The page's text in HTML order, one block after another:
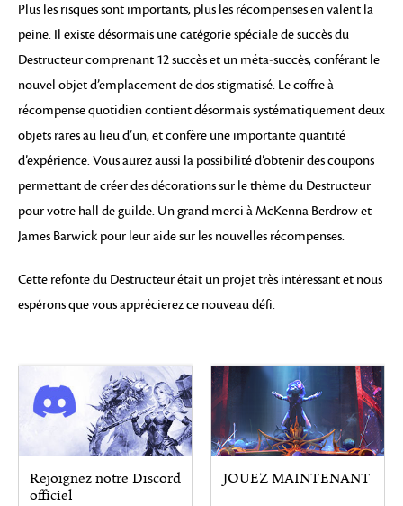
Plus les risques sont importants, plus les récompenses en valent la
peine. Il existe désormais une catégorie spéciale de succès du
Destructeur comprenant 12 succès et un méta-succès, conférant le
nouvel objet d’emplacement de dos stigmatisé. Le coffre à
récompense quotidien contient désormais systématiquement deux
objets rares au lieu d’un, et confère une importante quantité
d’expérience. Vous aurez aussi la possibilité d’obtenir des coupons
permettant de créer des décorations sur le thème du Destructeur
pour votre hall de guilde. Un grand merci à McKenna Berdrow et
James Barwick pour leur aide sur les nouvelles récompenses.
Cette refonte du Destructeur était un projet très intéressant et nous
espérons que vous apprécierez ce nouveau défi.
Rejoignez notre Discord
officiel
JOUEZ MAINTENANT